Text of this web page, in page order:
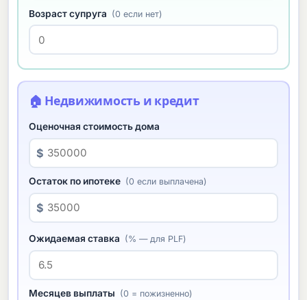
Возраст супруга (0 если нет)
🏠 Недвижимость и кредит
Оценочная стоимость дома
$
Остаток по ипотеке (0 если выплачена)
$
Ожидаемая ставка (% — для PLF)
Месяцев выплаты (0 = пожизненно)